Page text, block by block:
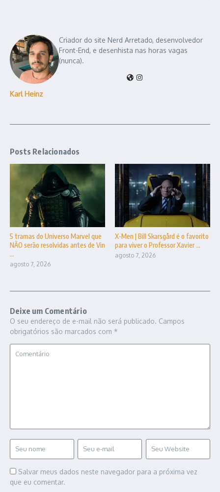
Karl Heinz
Criador do site Nerd Arretado, desenvolvedor
Front-End, e desenhista nas horas vagas
(nunca).
Posts Relacionados
5 tramas do Universo Marvel que
NÃO serão resolvidas antes de Vin
...
agosto 7, 2026
X-Men | Bill Skarsgård é o favorito
para viver o Professor Xavier ...
agosto 7, 2026
Deixe um Comentário
O seu endereço de e-mail não será publicado. Campos
obrigatórios são marcados com *
Salvar meus dados neste navegador para a próxima vez
que eu comentar.